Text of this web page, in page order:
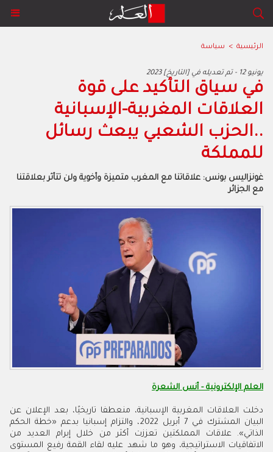
الرئيسية > سياسة
2023 يونيو 12 - تم تعديله في [التاريخ]
‬للمملكة‮
‬مع‭ ‬الجزائر‭ ‬
العلم الإلكترونية - أنس الشعرة
دخلت العلاقات المغربية الإسبانية، منعطفا تاريخيًا، بعد الإعلان عن
البيان المشترك في 7 أبريل 2022، والتزام إسبانيا بدعم «خطة الحكم
الذاتي». علاقات المملكتين تعززت أكثر من خلال إبرام العديد من
الاتفاقيات الاستراتيجية، وهو ما شهد عليه لقاء القمة رفيع المستوى